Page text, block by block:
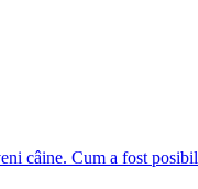
câine. Cum a fost posibil